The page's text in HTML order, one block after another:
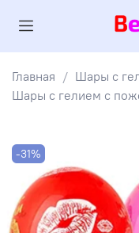
Главная Шары с
Шары с гелием с
-31%